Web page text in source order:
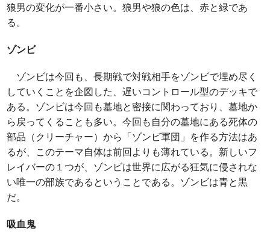
狼男の変化が一番小さい。狼男や狼の色は、赤と緑であ
る。
ゾンビ
ゾンビは今回も、長期戦で対戦相手をゾンビで埋め尽く
していくことを企図した、遅いコントロール型のデッキで
ある。ゾンビは今回も墓地と密接に関わっており、墓地か
ら戻ってくることも多い。今回も自分の墓地にある死体の
部品（クリーチャー）から「ゾンビ軍団」を作る方法はあ
るが、このテーマ自体は前回よりも薄れている。新しいフ
レイバーの１つが、ゾンビは世界に広がる狂気に侵されな
い唯一の部族であるということである。ゾンビは青と黒
だ。
吸血鬼